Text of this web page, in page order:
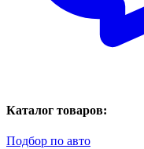
Каталог товаров:
Подбор по авто